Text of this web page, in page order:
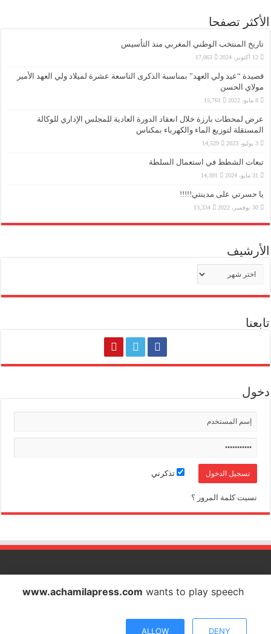
الأكثر تصفحا
تاريخ المنتخب الوطني المغربي منذ التأسيس
12 أكتوبر، 2024 17,063
قصيدة “عيد ولي العهد” بمناسبة الذكرى التاسعة عشرة لميلاد ولي العهد الأمير
مولاي الحسن
8 مايو، 2022 15,761
عرض لمحطات بارزة خلال انعقاد الدورة العادية للمجلس الإداري للوكالة
المستقلة لتوزيع الماء والكهرباء بمكناس
3 يوليو، 2023 14,529
تبعات الشطط في استعمال السلطة
31 مايو، 2024 14,391
يا حسرتي على مدينتي!!!!!
30 نوفمبر، 2022 13,334
الأرشيف
تابعنا
دخول
تذكرني
نسيت كلمة المرور ؟
الشاملة بريس تصدر عن شركة الشاملة بريس للاتصال والاشهار
www.achamilapress.com wants to play speech
DENY
ALLOW